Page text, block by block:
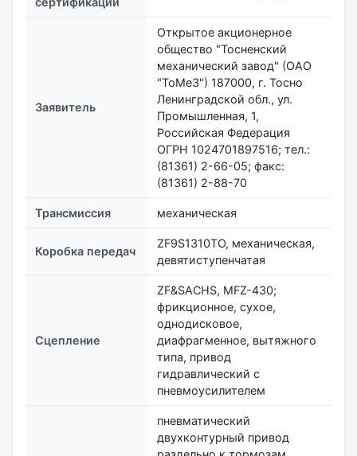
Заявитель
Открытое акционерное
общество "Тосненский
механический завод" (ОАО
"ТоМеЗ") 187000, г. Тосно
Ленинградской обл., ул.
Промышленная, 1,
Российская Федерация
ОГРН 1024701897516; тел.:
(81361) 2-66-05; факс:
(81361) 2-88-70
Трансмиссия механическая
Коробка передач
ZF9S1310ТО, механическая,
девятиступенчатая
Сцепление
ZF&SACHS, MFZ-430;
фрикционное, сухое,
однодисковое,
диафрагменное, вытяжного
типа, привод
гидравлический с
пневмоусилителем
пневматический
двухконтурный привод